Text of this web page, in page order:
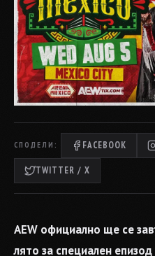
СПОДЕЛИ: FACEBOOK
TWITTER / X
AEW официално ще се
лято за специален